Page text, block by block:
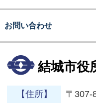
お問い合わせ
結城市役
【住所】
〒307-